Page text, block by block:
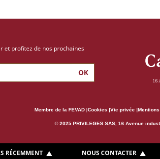
et profitez de nos prochaines
OK
16
Membre de la FEVAD Cookies Vie privée
© 2025 PRIVILEGES SAS, 16 Avenue
RÉCEMMENT NOUS CONTACTER